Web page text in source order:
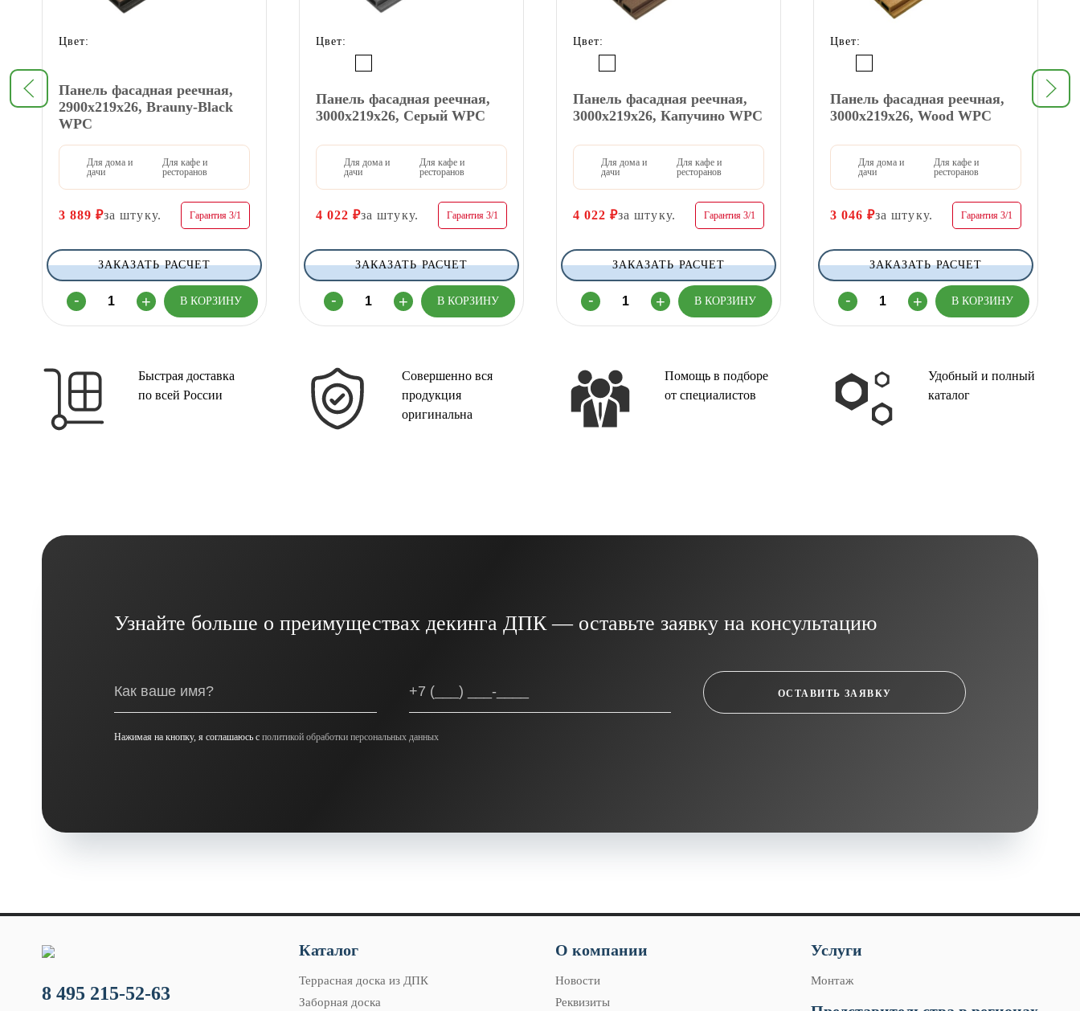
Цвет:
Панель фасадная реечная,
2900х219х26, Brauny-Black
WPC
Для дома и
дачи
Для кафе и
ресторанов
3 889 ₽за штуку. Гарантия 3/1
ЗАКАЗАТЬ РАСЧЕТ
Цвет:
Панель фасадная реечная,
3000х219х26, Серый WPC
Для дома и
дачи
Для кафе и
ресторанов
4 022 ₽за штуку. Гарантия 3/1
ЗАКАЗАТЬ РАСЧЕТ
Цвет:
Панель фасадная реечная,
3000х219х26, Капучино WPC
Для дома и
дачи
Для кафе и
ресторанов
4 022 ₽за штуку. Гарантия 3/1
ЗАКАЗАТЬ РАСЧЕТ
Цвет:
Панель фасадная реечная,
3000х219х26, Wood WPC
Для дома и
дачи
Для кафе и
ресторанов
3 046 ₽за штуку. Гарантия 3/1
ЗАКАЗАТЬ РАСЧЕТ
Быстрая доставка
по всей России
Совершенно вся
продукция
оригинальна
Помощь в подборе
от специалистов
Удобный и полный
каталог
Узнайте больше о преимуществах декинга ДПК — оставьте заявку на консультацию
ОСТАВИТЬ ЗАЯВКУ
Нажимая на кнопку, я соглашаюсь с политикой обработки персональных данных
8 495 215-52-63
Каталог
Террасная доска из ДПК
Заборная доска
О компании
Новости
Реквизиты
Услуги
Монтаж